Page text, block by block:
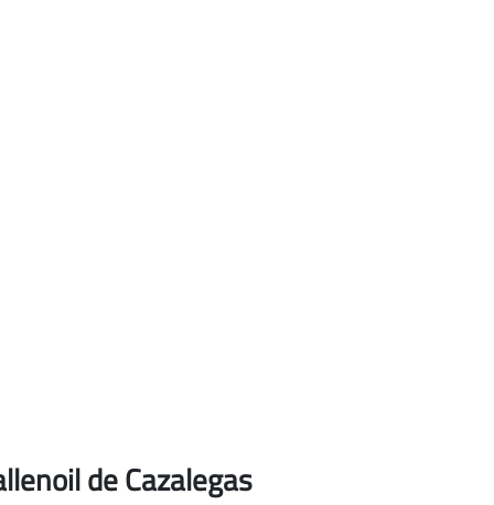
de Cazalegas